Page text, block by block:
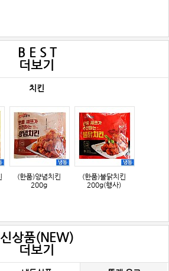
B E S T
더보기
치킨
큰사발-신라면(농심)
큰사발-짜파게
신상품(NEW)
더보기